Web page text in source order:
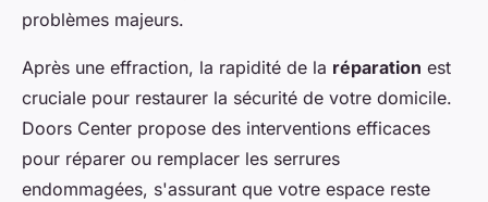
problèmes majeurs.
Après une effraction, la rapidité de la réparation est
cruciale pour restaurer la sécurité de votre domicile.
Doors Center propose des interventions efficaces
pour réparer ou remplacer les serrures
endommagées, s'assurant que votre espace reste